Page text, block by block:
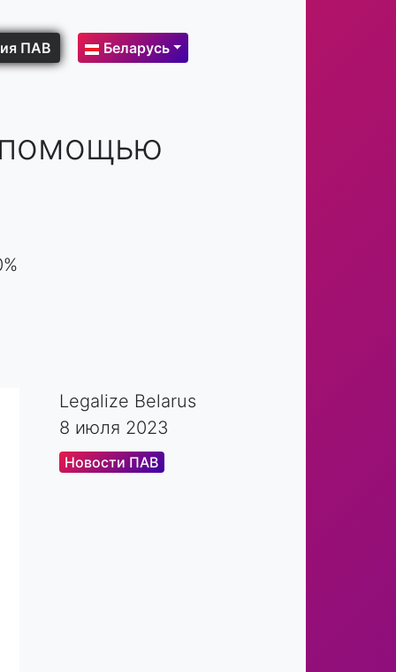
ПАВ Беларусь
помощью
Legalize Belarus
8 июля 2023
Новости ПАВ